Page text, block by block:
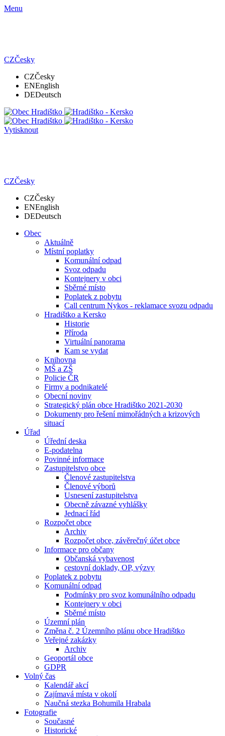
Menu
CZČesky
CZČesky
ENEnglish
DEDeutsch
Vytisknout
CZČesky
CZČesky
ENEnglish
DEDeutsch
Obec
Aktuálně
Místní poplatky
Komunální odpad
Svoz odpadu
Kontejnery v obci
Sběrné místo
Poplatek z pobytu
Call centrum Nykos - reklamace svozu odpadu
Hradištko a Kersko
Historie
Příroda
Virtuální panorama
Kam se vydat
Knihovna
MŠ a ZŠ
Policie ČR
Firmy a podnikatelé
Obecní noviny
Strategický plán obce Hradištko 2021-2030
Dokumenty pro řešení mimořádných a krizových
situací
Úřad
Úřední deska
E-podatelna
Povinné informace
Zastupitelstvo obce
Členové zastupitelstva
Členové výborů
Usnesení zastupitelstva
Obecně závazné vyhlášky
Jednací řád
Rozpočet obce
Archiv
Rozpočet obce, závěrečný účet obce
Informace pro občany
Občanská vybavenost
cestovní doklady, OP, výzvy
Poplatek z pobytu
Komunální odpad
Podmínky pro svoz komunálního odpadu
Kontejnery v obci
Sběrné místo
Územní plán
Změna č. 2 Územního plánu obce Hradištko
Veřejné zakázky
Archiv
Geoportál obce
GDPR
Volný čas
Kalendář akcí
Zajímavá místa v okolí
Naučná stezka Bohumila Hrabala
Fotografie
Současné
Historické